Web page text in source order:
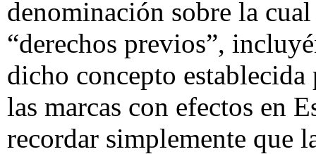
denominación sobre la
“derechos previos”,
dicho concepto
las marcas con efectos en
recordar simplemente que